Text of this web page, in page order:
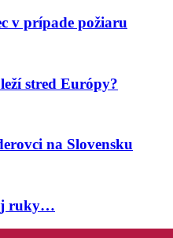
v prípade požiaru
stred Európy?
na Slovensku
ruky…